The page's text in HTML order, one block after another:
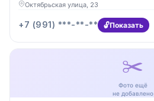
Октябрьская улица, 23
+7 (991) ***-**-** Показать
✂️
Фото ещё
не добавлено